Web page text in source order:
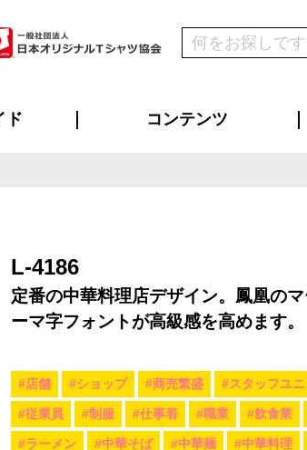
ド コンテンツ
L-4186
定番の中華料理店デザイン。鳳凰の
ーマ字フォントが高級感を高めます。
#店舗 #ショップ #商売繁盛 #スタッフユ
#従業員 #制服 #仕事着 #職業 #飲食業
#ラーメン #中華そば #中華麺 #中華料理